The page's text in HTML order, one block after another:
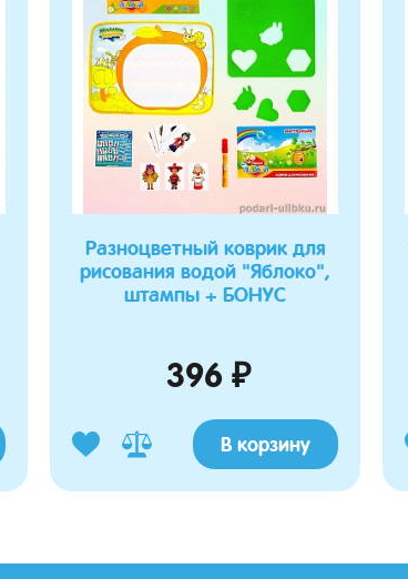
Разноцветный коврик для
рисования водой "Яблоко",
штампы + БОНУС
396 ₽
В корзину